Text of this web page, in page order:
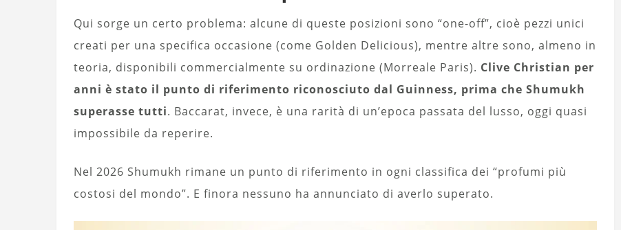
Qui sorge un certo problema: alcune di queste posizioni sono “one-off”, cioè pezzi unici
creati per una specifica occasione (come Golden Delicious), mentre altre sono, almeno in
teoria, disponibili commercialmente su ordinazione (Morreale Paris). Clive Christian per
anni è stato il punto di riferimento riconosciuto dal Guinness, prima che Shumukh
superasse tutti. Baccarat, invece, è una rarità di un’epoca passata del lusso, oggi quasi
impossibile da reperire.
Nel 2026 Shumukh rimane un punto di riferimento in ogni classifica dei “profumi più
costosi del mondo”. E finora nessuno ha annunciato di averlo superato.